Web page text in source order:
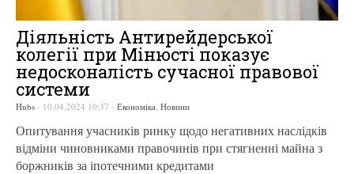
Діяльність Антирейдерської
колегії при Мінюсті показує
недосконалість сучасної правової
системи
Hubs - 10.04.2024 10:37 - Економіка Новини
Опитування учасників ринку щодо негативних наслідків
відміни чиновниками правочинів при стягненні майна з
боржників за іпотечними кредитами